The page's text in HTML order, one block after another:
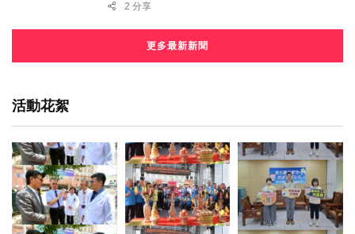
2 分享
更多最新新聞
活動花絮